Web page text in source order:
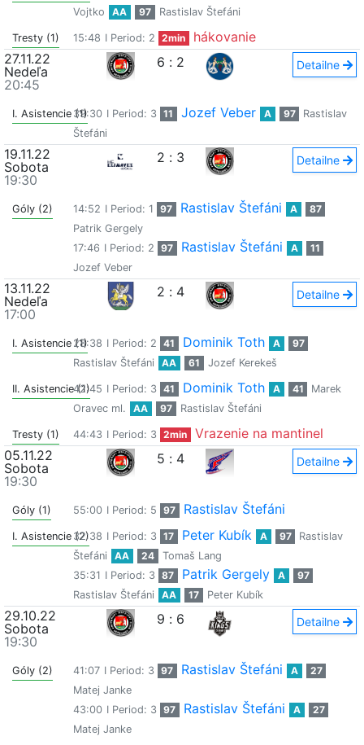
Vojtko AA 97 Rastislav Štefáni
Tresty (1) 15:48 I Period: 2 2min
hákovanie
27.11.22
Nedeľa
20:45
6 : 2 Detailne
I. Asistencie (1)39:30 I Period: 3 11 Jozef Veber A 97
Rastislav
Štefáni
19.11.22
Sobota
19:30
2 : 3 Detailne
Góly (2) 14:52 I Period: 1 97 Rastislav Štefáni A
87
Patrik Gergely
17:46 I Period: 2 97 Rastislav Štefáni A
11
Jozef Veber
13.11.22
Nedeľa
17:00
2 : 4 Detailne
I. Asistencie (1)28:38 I Period: 2 41 Dominik Toth A
97
Rastislav Štefáni
AA 61 Jozef Kerekeš
II. Asistencie (1)
42:45 I Period: 3 41 Dominik Toth A 41
Marek
Oravec ml.
AA 97 Rastislav Štefáni
Tresty (1) 44:43 I Period: 3 2min
Vrazenie na mantinel
05.11.22
Sobota
19:30
5 : 4 Detailne
Góly (1) 55:00 I Period: 5 97 Rastislav Štefáni
I. Asistencie (2)32:38 I Period: 3 17 Peter Kubík A 97
Rastislav
Štefáni
AA 24
Tomaš Lang
35:31 I Period: 3 87 Patrik Gergely A
97
Rastislav Štefáni
AA 17 Peter Kubík
29.10.22
Sobota
19:30
9 : 6 Detailne
Góly (2) 41:07 I Period: 3 97 Rastislav Štefáni A
27
Matej Janke
43:00 I Period: 3 97 Rastislav Štefáni A
27
Matej Janke